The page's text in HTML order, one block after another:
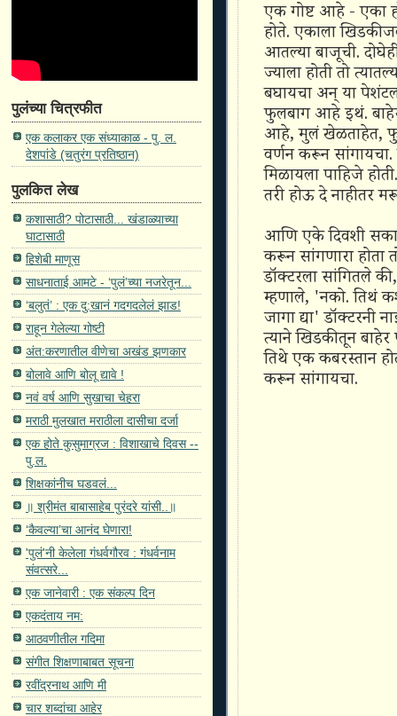
पुलंच्या चित्रफीत
एक कलाकर एक संध्याकाळ - पु. ल.
देशपांडे (चतुरंग प्रतिष्ठान)
पुलकित लेख
कशासाठी? पोटासाठी... खंडाळ्याच्या
घाटासाठी
हिशेबी माणूस
साधनाताई आमटे - ‘पुलं’च्या नजरेतून...
‘बलुतं’ : एक दु:खानं गदगदलेलं झाड!
राहून गेलेल्या गोष्टी
अंत:करणातील वीणेचा अखंड झणकार
बोलावे आणि बोलू द्यावे !
नवं वर्ष आणि सुखाचा चेहरा
मराठी मुलखात मराठीला दासीचा दर्जा
एक होते कुसुमाग्रज : विशाखाचे दिवस --
पु.ल.
शिक्षकांनीच घडवलं...
॥ श्रीमंत बाबासाहेब पुरंदरे यांसी..॥
‘कैवल्या’चा आनंद घेणारा!
'पुलं'नी केलेला गंधर्वगौरव : गंधर्वनाम
संवत्सरे...
एक जानेवारी : एक संकल्प दिन
एकदंताय नम:
आठवणीतील गदिमा
संगीत शिक्षणाबाबत सूचना
रवींद्रनाथ आणि मी
चार शब्दांचा आहेर
एक गोष्ट आहे - एका
होते. एकाला
आतल्या बाजूची.
ज्याला होती तो
बघायचा अन् या
फुलबाग आहे इथं.
आहे, मुलं खेळताहेत,
वर्णन करून सांगायचा.
मिळायला पाहिजे
तरी होऊ दे नाहीतर
आणि एके दिवशी
करून सांगणारा होता
डॉक्टरला सांगितले
म्हणाले, 'नको. तिथं
जागा द्या' डॉक्टरनी
त्याने खिडकीतून बाहेर
तिथे एक कबरस्तान
करून सांगायचा.